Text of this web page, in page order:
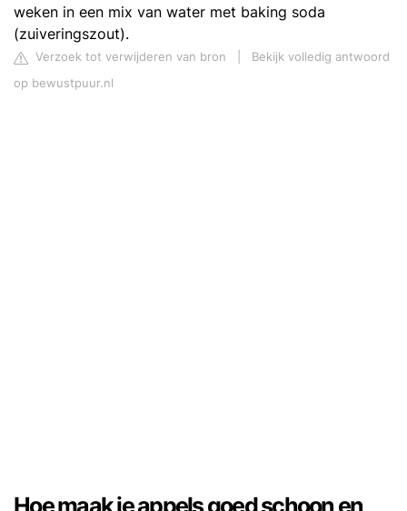
weken in een mix van water met baking soda
(zuiveringszout).
Verzoek tot verwijderen van bron
Bekijk volledig antwoord
op bewustpuur.nl
Hoe maak je appels goed schoon en